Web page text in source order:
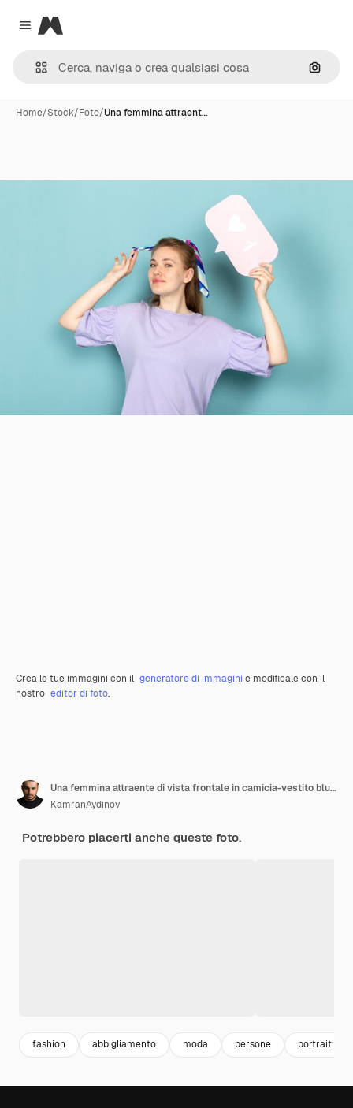
Close menu
Magnific
Cerca
Home/Stock/Foto/Una femmina attraent…
Crea le tue immagini con il generatore di immagini e modificale con il
nostro editor di foto.
Una femmina attraente di vista frontale in camicia-vestito blu che tiene segno bianco e che sorride sull'azzurro
KamranAydinov
Potrebbero piacerti anche queste foto.
fashion abbigliamento moda persone portrait